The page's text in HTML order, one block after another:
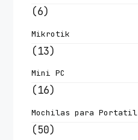
(6)
Mikrotik
(13)
Mini PC
(16)
Mochilas para Portatil
(50)